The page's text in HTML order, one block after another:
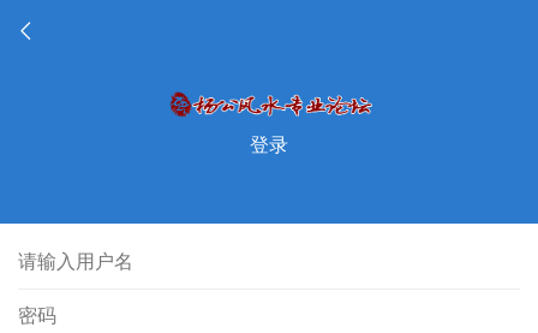
登录